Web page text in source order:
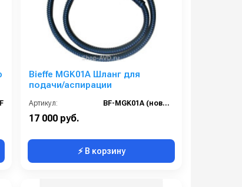
Bieffe MGK01A Шланг для
подачи/аспирации
Артикул: BF-MGK01A (новый RIP0305)
17 000 руб.
⚡ В корзину